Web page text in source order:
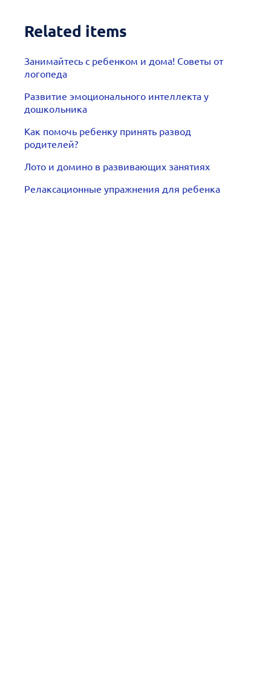
Related items
Занимайтесь с ребенком и дома! Советы от
логопеда
Развитие эмоционального интеллекта у
дошкольника
Как помочь ребенку принять развод
родителей?
Лото и домино в развивающих занятиях
Релаксационные упражнения для ребенка